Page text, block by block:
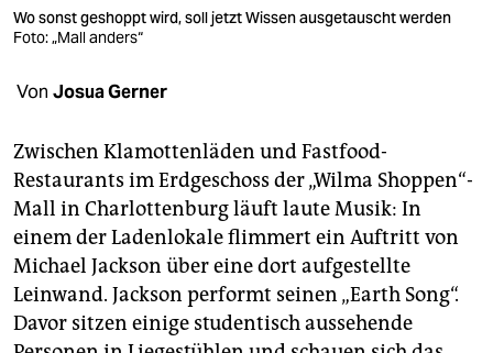
verlag
shop
fragen & hilfe
unterstützen
abo
genossenschaft
epaper login
Wo sonst geshoppt wird, soll jetzt Wissen ausgetauscht werden
Foto: „Mall anders“
Von Josua Gerner
Zwischen Klamottenläden und Fastfood-
Restaurants im Erdgeschoss der „Wilma Shoppen“-
Mall in Charlottenburg läuft laute Musik: In
einem der Ladenlokale flimmert ein Auftritt von
Michael Jackson über eine dort aufgestellte
Leinwand. Jackson performt seinen „Earth Song“.
Davor sitzen einige studentisch aussehende